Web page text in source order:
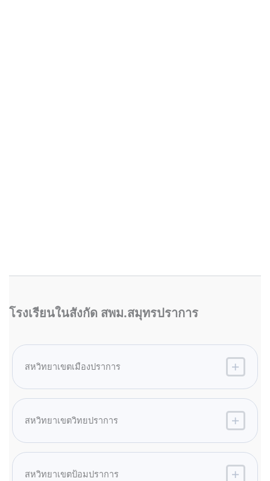
โรงเรียนในสังกัด สพม.สมุทรปราการ
สหวิทยาเขตเมืองปราการ
สหวิทยาเขตวิทยปราการ
สหวิทยาเขตป้อมปราการ